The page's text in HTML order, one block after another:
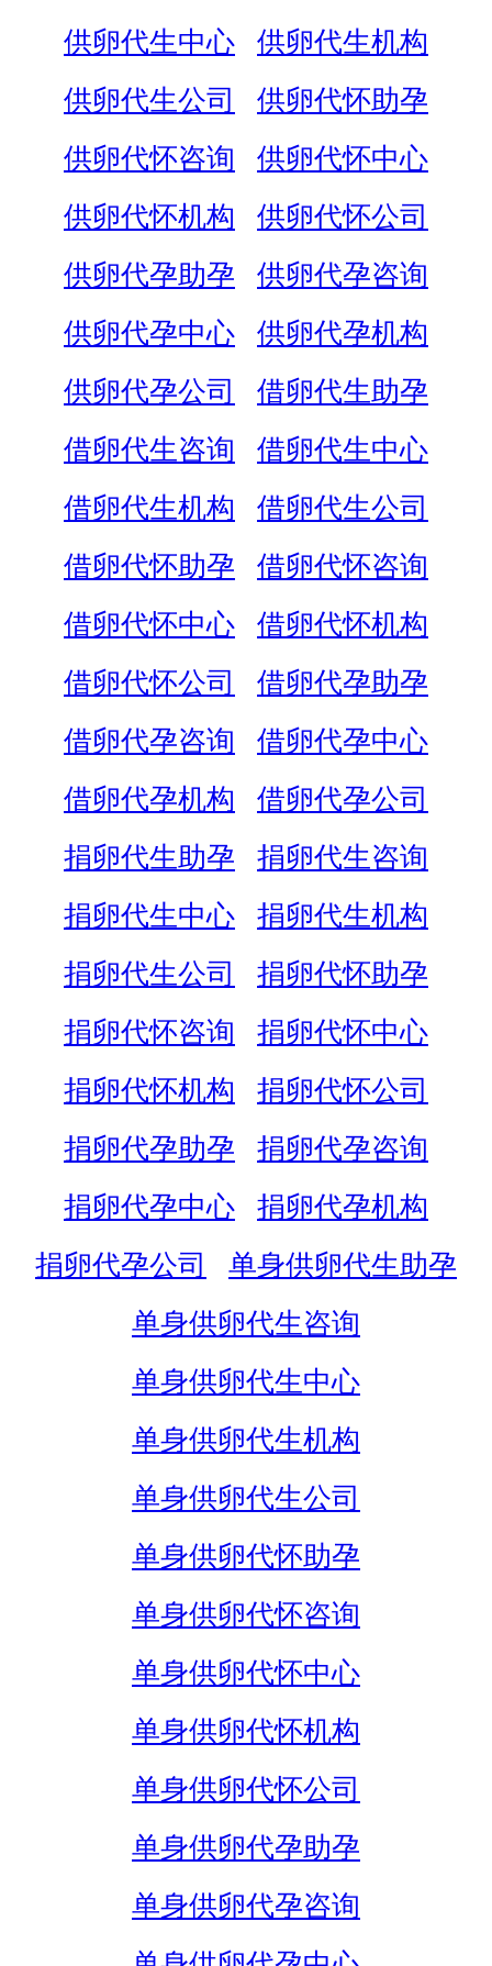
供卵代生中心
供卵代生机构
供卵代生公司
供卵代怀助孕
供卵代怀咨询
供卵代怀中心
供卵代怀机构
供卵代怀公司
供卵代孕助孕
供卵代孕咨询
供卵代孕中心
供卵代孕机构
供卵代孕公司
借卵代生助孕
借卵代生咨询
借卵代生中心
借卵代生机构
借卵代生公司
借卵代怀助孕
借卵代怀咨询
借卵代怀中心
借卵代怀机构
借卵代怀公司
借卵代孕助孕
借卵代孕咨询
借卵代孕中心
借卵代孕机构
借卵代孕公司
捐卵代生助孕
捐卵代生咨询
捐卵代生中心
捐卵代生机构
捐卵代生公司
捐卵代怀助孕
捐卵代怀咨询
捐卵代怀中心
捐卵代怀机构
捐卵代怀公司
捐卵代孕助孕
捐卵代孕咨询
捐卵代孕中心
捐卵代孕机构
捐卵代孕公司
单身供卵代生助孕
单身供卵代生咨询
单身供卵代生中心
单身供卵代生机构
单身供卵代生公司
单身供卵代怀助孕
单身供卵代怀咨询
单身供卵代怀中心
单身供卵代怀机构
单身供卵代怀公司
单身供卵代孕助孕
单身供卵代孕咨询